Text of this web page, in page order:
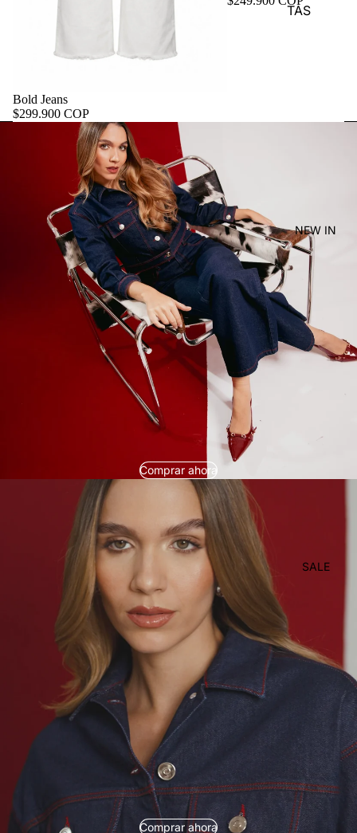
TAS
NEW IN
SALE
Bold Jeans
$299.900 COP
Comprar ahora
Comprar ahora